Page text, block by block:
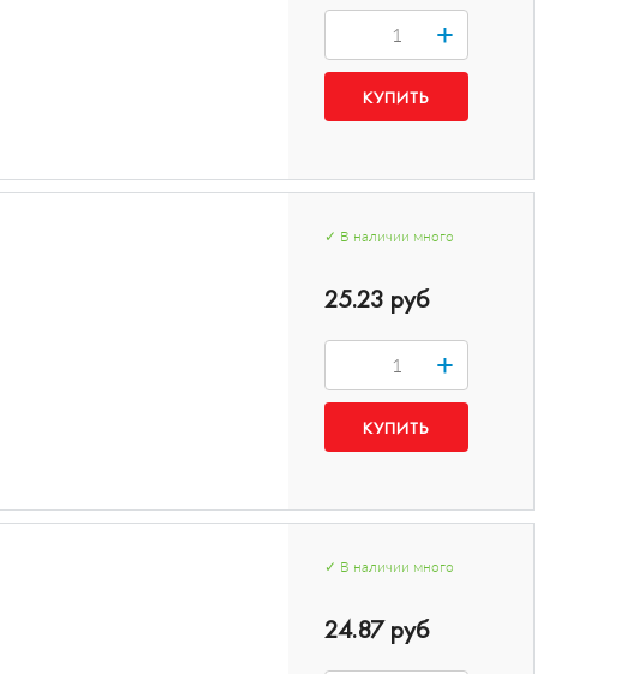
+
✓ В наличии много
25.23 руб
+
✓ В наличии много
24.87 руб